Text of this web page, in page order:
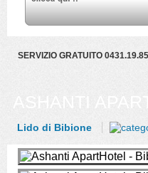
SERVIZIO GRATUITO
ASHANTI
Lido di Bibione